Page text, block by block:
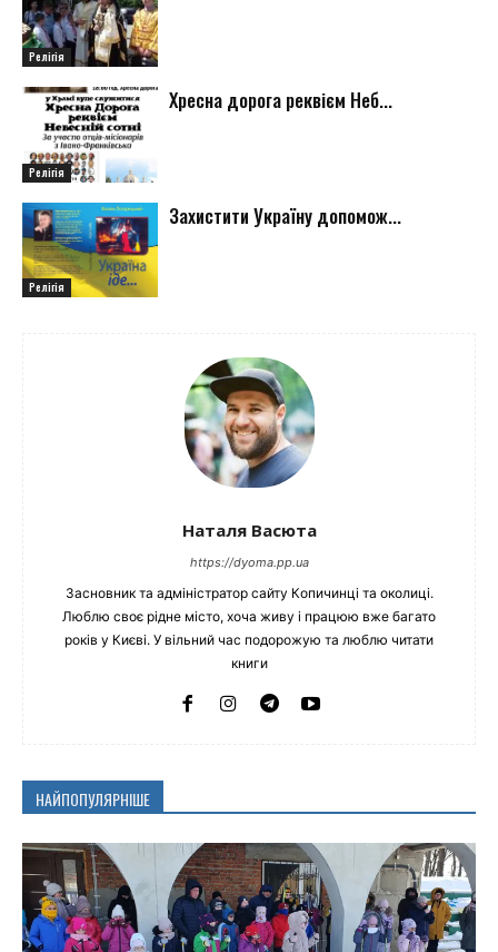
Релігія
Релігія
Хресна дорога реквієм Неб...
Релігія
Захистити Україну допомож...
Наталя Васюта
https://dyoma.pp.ua
Засновник та адміністратор сайту Копичинці та околиці.
Люблю своє рідне місто, хоча живу і працюю вже багато
років у Києві. У вільний час подорожую та люблю читати
книги
НАЙПОПУЛЯРНІШЕ